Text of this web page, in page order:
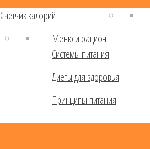
Cчетчик калорий
Меню и рацион
Системы питания
Диеты для здоровья
Принципы питания